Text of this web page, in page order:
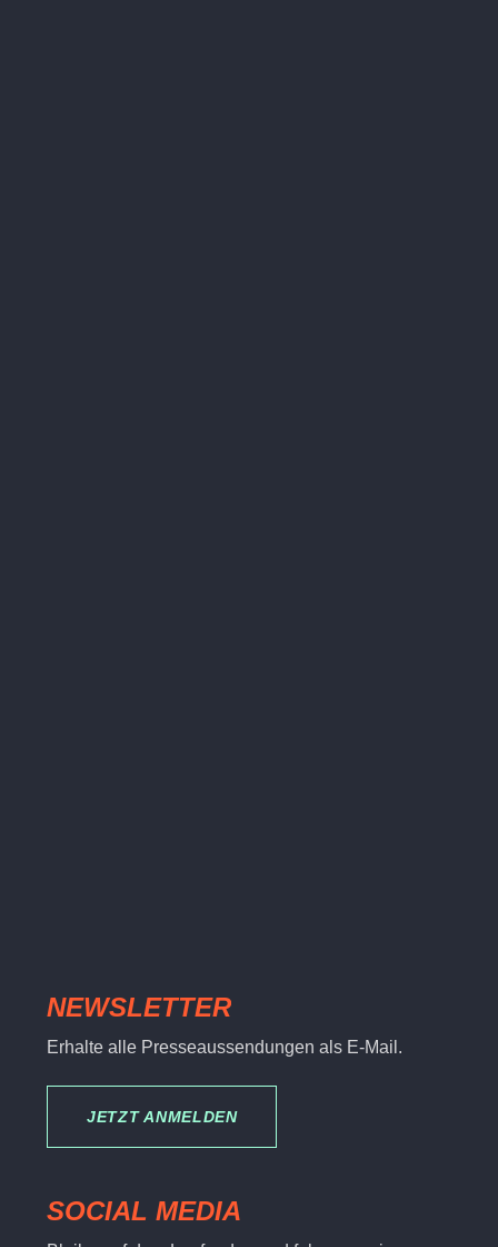
NEWSLETTER
Erhalte alle Presseaussendungen als E-Mail.
JETZT ANMELDEN
SOCIAL MEDIA